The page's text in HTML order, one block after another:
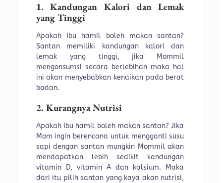
1. Kandungan Kalori dan Lemak
yang Tinggi
Apakah Ibu hamil boleh makan santan?
Santan memiliki kandungan kalori dan
lemak yang tinggi, jika Mommil
mengonsumsi secara berlebihan maka hal
ini akan menyebabkan kenaikan pada berat
badan.
2. Kurangnya Nutrisi
Apakah Ibu hamil boleh makan santan? Jika
Mom ingin berencana untuk mengganti susu
sapi dengan santan mungkin Mommil akan
mendapatkan lebih sedikit kandungan
vitamin D, vitamin A dan kalsium. Maka
dari itu pilih santan yang kaya akan nutrisi,